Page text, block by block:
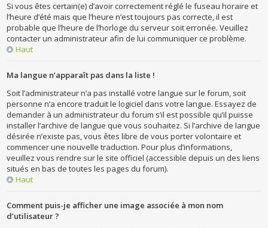
Si vous êtes certain(e) d’avoir correctement réglé le fuseau horaire et
l’heure d’été mais que l’heure n’est toujours pas correcte, il est
probable que l’heure de l’horloge du serveur soit erronée. Veuillez
contacter un administrateur afin de lui communiquer ce problème.
Haut
Ma langue n’apparaît pas dans la liste !
Soit l’administrateur n’a pas installé votre langue sur le forum, soit
personne n’a encore traduit le logiciel dans votre langue. Essayez de
demander à un administrateur du forum s’il est possible qu’il puisse
installer l’archive de langue que vous souhaitez. Si l’archive de langue
désirée n’existe pas, vous êtes libre de vous porter volontaire et
commencer une nouvelle traduction. Pour plus d’informations,
veuillez vous rendre sur le site officiel (accessible depuis un des liens
situés en bas de toutes les pages du forum).
Haut
Comment puis-je afficher une image associée à mon nom
d’utilisateur ?